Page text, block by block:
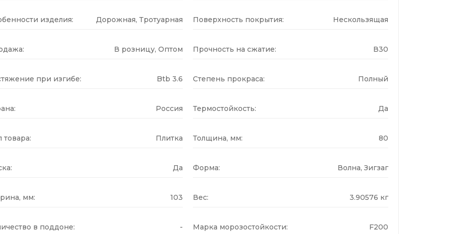
изделия: Дорожная, Тротуарная Поверхность покрытия: Нескользящая
В розницу, Оптом Прочность на сжатие: В30
при изгибе: Btb 3.6 Степень прокраса: Полный
Россия Термостойкость: Да
товара: Плитка Толщина, мм: 80
Да Форма: Волна, Зигзаг
мм: 103 Вес: 3.90576 кг
в поддоне: - Марка морозостойкости: F200